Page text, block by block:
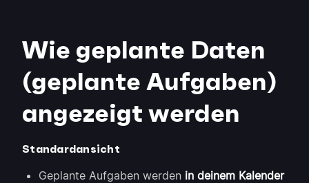
Wie geplante Daten
(geplante Aufgaben)
angezeigt werden
Standardansicht
Geplante Aufgaben werden in deinem Kalender